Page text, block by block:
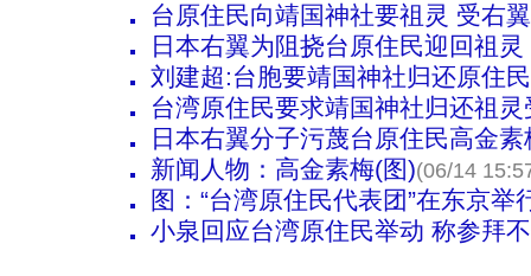
台原住民向靖国神社要祖灵 受右
日本右翼为阻挠台原住民迎回祖
刘建超:台胞要靖国神社归还原住
台湾原住民要求靖国神社归还祖灵
日本右翼分子污蔑台原住民高金
新闻人物：高金素梅(图)(06/14
图：“台湾原住民代表团”在东京举
小泉回应台湾原住民举动 称参拜